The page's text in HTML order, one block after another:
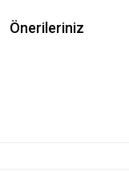
Önerileriniz